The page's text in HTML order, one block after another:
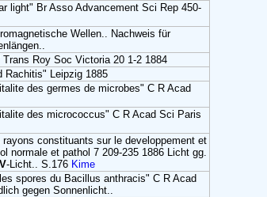
light" Br Asso Advancement Sci Rep 450-
Wellen.. Nachweis für
Roy Soc Victoria 20 1-2 1884
Rachitis" Leipzig 1885
des germes de microbes" C R Acad
des micrococcus" C R Acad Sci Paris
constituants sur le developpement et
normale et pathol 7 209-235 1886 Licht gg.
-Licht.. S.176 Kime
spores du Bacillus anthracis" C R Acad
gegen Sonnenlicht..